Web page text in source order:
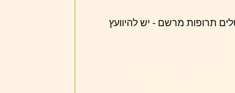
תרופות מרשם - יש להיוועץ